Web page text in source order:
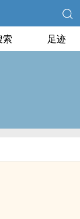
索 足迹